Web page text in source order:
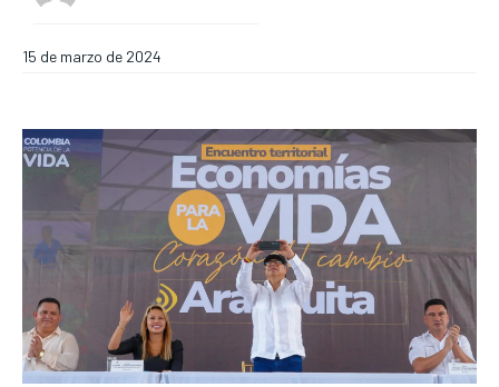
DEPORTES
ENTRETENIMIENTO
EN VIVO
NOSOTROS
INSTITUCIONAL
DEPORTES
ENTRETENIMIENTO
EN VIVO
NOSOTROS
INSTITUCIONAL
DEPORTES
ENTRETENIMIENTO
EN VIVO
NOSOTROS
INSTITUCIONAL
DEPORTES
ENTRETENIMIENTO
EN VIVO
NOSOTROS
INSTITUCIONAL
15 de marzo de 2024